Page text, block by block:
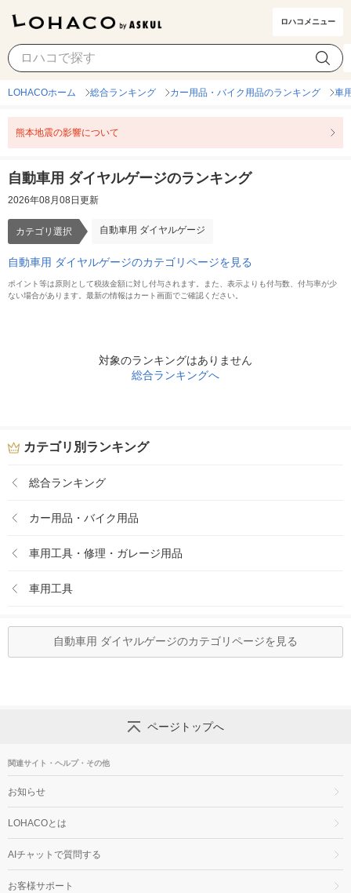
ロハコメニュー
自動車用 ダイヤルゲージ カテゴリ選択
LOHACOホーム 総合ランキング カー用品・バイク用品のランキング 車
熊本地震の影響について
自動車用 ダイヤルゲージのランキング
2026年08月08日更新
カテゴリ選択 自動車用 ダイヤルゲージ
自動車用 ダイヤルゲージのカテゴリページを見る
ポイント等は原則として税抜金額に対し付与されます。また、表示よりも付与数、付与率が少
ない場合があります。最新の情報はカート画面でご確認ください。
対象のランキングはありません
総合ランキングへ
カテゴリ別ランキング
総合ランキング
カー用品・バイク用品
車用工具・修理・ガレージ用品
車用工具
自動車用 ダイヤルゲージのカテゴリページを見る
ページトップへ
関連サイト・ヘルプ・その他
お知らせ
LOHACOとは
AIチャットで質問する
お客様サポート